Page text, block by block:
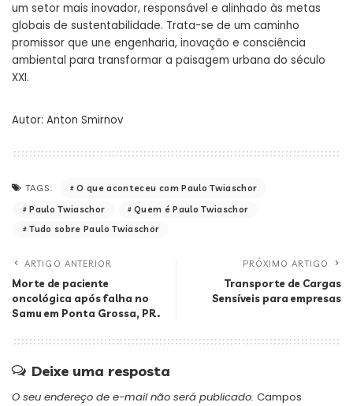
um setor mais inovador, responsável e alinhado às metas
globais de sustentabilidade. Trata-se de um caminho
promissor que une engenharia, inovação e consciência
ambiental para transformar a paisagem urbana do século
XXI.
Autor: Anton Smirnov
TAGS:
O que aconteceu com Paulo Twiaschor
Paulo Twiaschor
Quem é Paulo Twiaschor
Tudo sobre Paulo Twiaschor
ARTIGO ANTERIOR
Morte de paciente
oncológica após falha no
Samu em Ponta Grossa, PR.
PRÓXIMO ARTIGO
Transporte de Cargas
Sensíveis para empresas
Deixe uma resposta
O seu endereço de e-mail não será publicado. Campos